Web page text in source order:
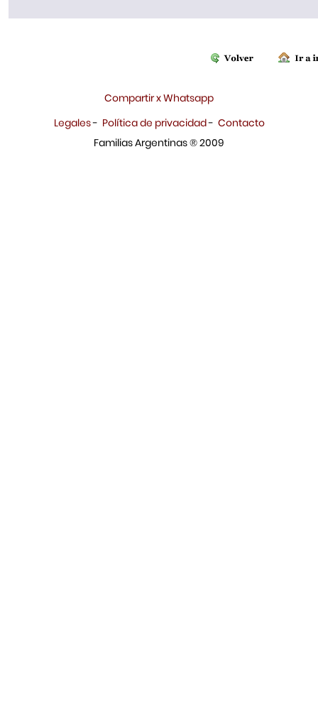
Compartir x Whatsapp
Legales- Política de privacidad- Contacto
Familias Argentinas ® 2009